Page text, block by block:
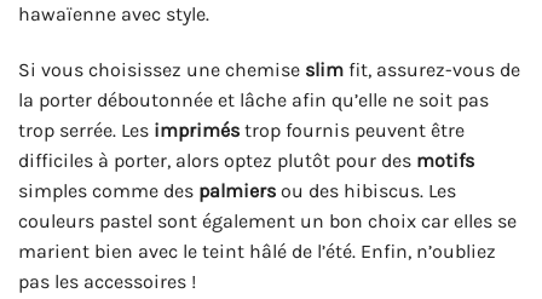
hawaïenne avec style.
Si vous choisissez une chemise slim fit, assurez-vous de
la porter déboutonnée et lâche afin qu’elle ne soit pas
trop serrée. Les imprimés trop fournis peuvent être
difficiles à porter, alors optez plutôt pour des motifs
simples comme des palmiers ou des hibiscus. Les
couleurs pastel sont également un bon choix car elles se
marient bien avec le teint hâlé de l’été. Enfin, n’oubliez
pas les accessoires !